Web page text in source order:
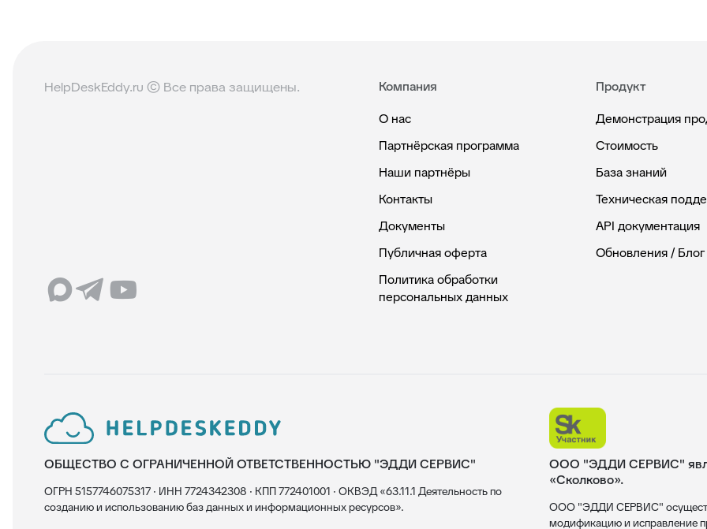
HelpDeskEddy.ru © Все права защищены.
Компания
О нас
Партнёрская программа
Наши партнёры
Контакты
Документы
Публичная оферта
Политика обработки
персональных данных
Продукт
Демонстрация
Стоимость
База знаний
Техническая
API документация
Обновления / Блог
ОБЩЕСТВО С ОГРАНИЧЕННОЙ ОТВЕТСТВЕННОСТЬЮ "ЭДДИ СЕРВИС"
ОГРН 5157746075317 · ИНН 7724342308 · КПП 772401001 · ОКВЭД «63.11.1 Деятельность по
созданию и использованию баз данных и информационных ресурсов».
ООО "ЭДДИ СЕРВИС"
«Сколково».
ООО "ЭДДИ СЕРВИС"
модификацию и исправление